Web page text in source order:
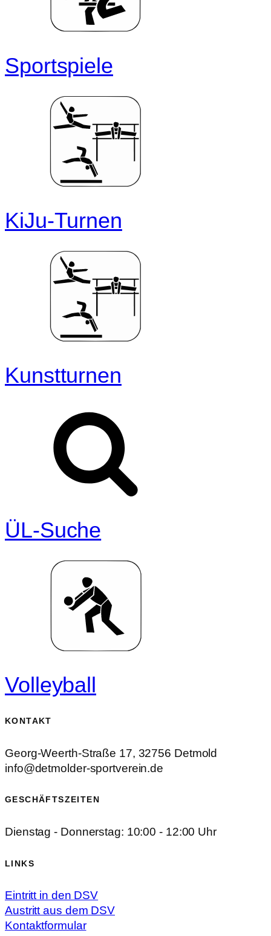
Sportspiele
KiJu-Turnen
Kunstturnen
ÜL-Suche
Volleyball
KONTAKT
Georg-Weerth-Straße 17, 32756 Detmold
info@detmolder-sportverein.de
GESCHÄFTSZEITEN
Dienstag - Donnerstag: 10:00 - 12:00 Uhr
LINKS
Eintritt in den DSV
Austritt aus dem DSV
Kontaktformular